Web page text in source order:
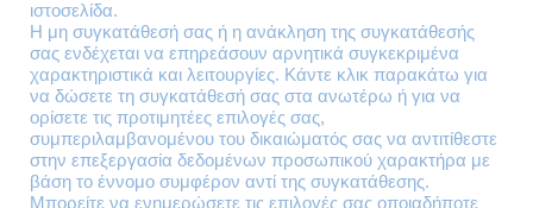
Διεύθυνση
Θηβών 220
Άγιος Ιωάννης
Ρέντης
Τ.Κ. 182 33
Email
ιστοσελίδα.
Η μη συγκατάθεσή σας ή η ανάκληση της συγκατάθεσής
σας ενδέχεται να επηρεάσουν αρνητικά συγκεκριμένα
χαρακτηριστικά και λειτουργίες. Κάντε κλικ παρακάτω για
να δώσετε τη συγκατάθεσή σας στα ανωτέρω ή για να
ορίσετε τις προτιμητέες επιλογές σας,
συμπεριλαμβανομένου του δικαιώματός σας να αντιτίθεστε
στην επεξεργασία δεδομένων προσωπικού χαρακτήρα με
βάση το έννομο συμφέρον αντί της συγκατάθεσης.
Μπορείτε να ενημερώσετε τις επιλογές σας οποιαδήποτε